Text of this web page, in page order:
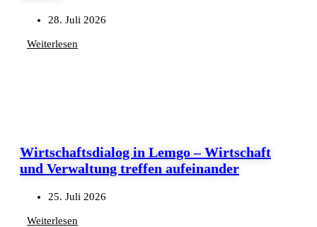
28. Juli 2026
Weiterlesen
Wirtschaftsdialog in Lemgo – Wirtschaft
und Verwaltung treffen aufeinander
25. Juli 2026
Weiterlesen